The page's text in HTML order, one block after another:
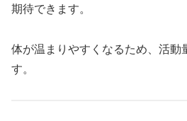
期待できます。
体が温まりやすくなるため、活動
す。